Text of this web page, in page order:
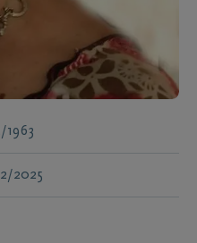
1963
2025